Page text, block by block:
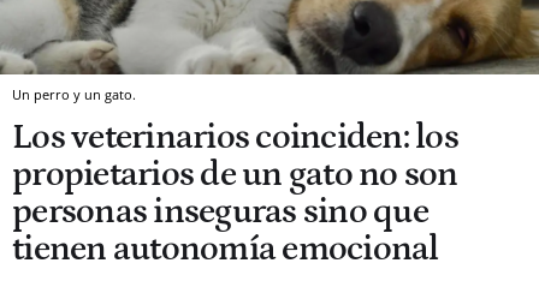
Un perro y un gato.
Los veterinarios coinciden: los
propietarios de un gato no son
personas inseguras sino que
tienen autonomía emocional